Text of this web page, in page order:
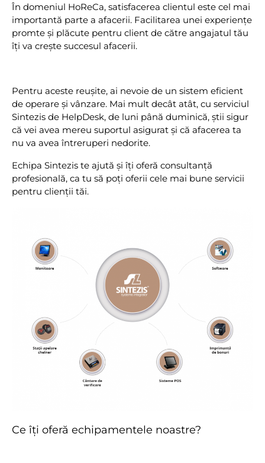
În domeniul HoReCa, satisfacerea clientul este cel mai
importantă parte a afacerii. Facilitarea unei experiențe
promte și plăcute pentru client de către angajatul tău
îți va crește succesul afacerii.
Pentru aceste reușite, ai nevoie de un sistem eficient
de operare și vânzare. Mai mult decât atât, cu serviciul
Sintezis de HelpDesk, de luni până duminică, știi sigur
că vei avea mereu suportul asigurat și că afacerea ta
nu va avea întreruperi nedorite.
Echipa Sintezis te ajută și îți oferă consultanță
profesională, ca tu să poți oferii cele mai bune servicii
pentru clienții tăi.
Ce îți oferă echipamentele noastre?